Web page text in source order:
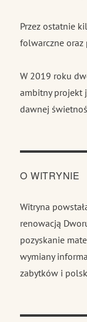
Przez ostatnie
folwarczne oraz
W 2019 roku
ambitny projekt
dawnej
O WITRYNIE
Witryna
renowacją
pozyskanie
wymiany
zabytków i